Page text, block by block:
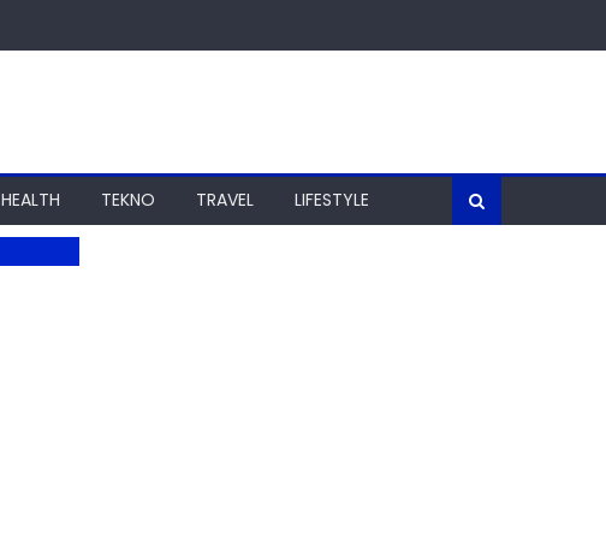
HEALTH TEKNO TRAVEL LIFESTYLE